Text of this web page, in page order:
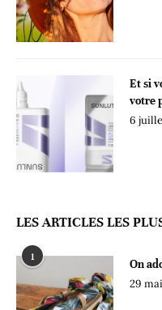
Et si
votre
6
LES ARTICLES LES
1
On
29